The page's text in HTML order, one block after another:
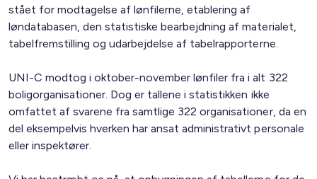
stået for modtagelse af lønfilerne, etablering af
løndatabasen, den statistiske bearbejdning af materialet,
tabelfremstilling og udarbejdelse af tabelrapporterne.
UNI-C modtog i oktober-november lønfiler fra i alt 322
boligorganisationer. Dog er tallene i statistikken ikke
omfattet af svarene fra samtlige 322 organisationer, da en
del eksempelvis hverken har ansat administrativt personale
eller inspektører.